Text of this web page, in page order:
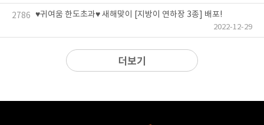
2786 ♥귀여움 한도초과♥ 새해맞이 [지방이 연하장 3종] 배포!
2022-12-29
더보기